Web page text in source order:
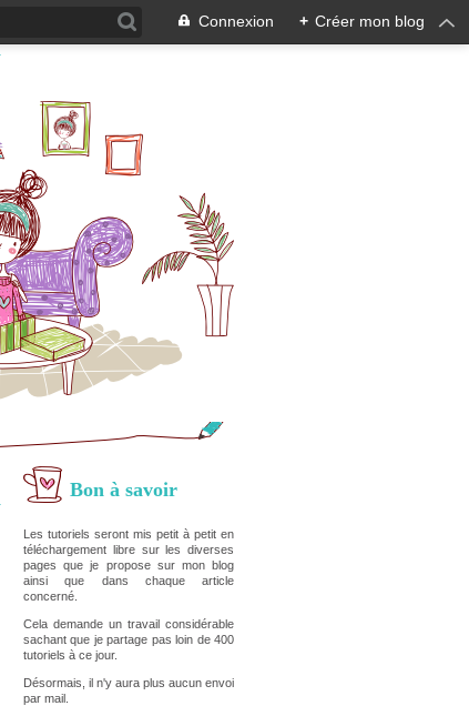
Connexion + Créer mon blog
Bon à savoir
Les tutoriels seront mis petit à petit en
téléchargement libre sur les diverses
pages que je propose sur mon blog
ainsi que dans chaque article
concerné.
Cela demande un travail considérable
sachant que je partage pas loin de 400
tutoriels à ce jour.
Désormais, il n'y aura plus aucun envoi
par mail.